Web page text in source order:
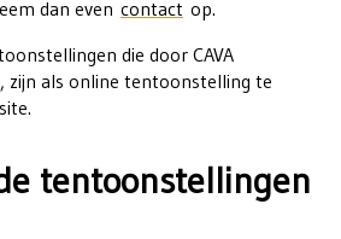
dan even contact op.
die door CAVA
zijn als online tentoonstelling te
tentoonstellingen